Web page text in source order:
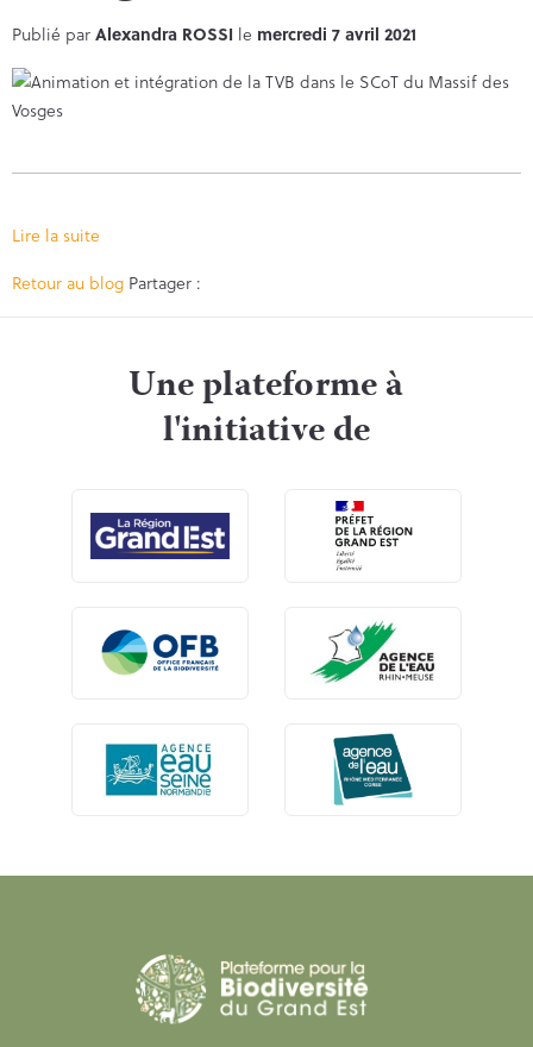
Publié parAlexandra ROSSI le mercredi 7 avril 2021
Lire la suite
Retour au blog Partager :
Une plateforme à
l'initiative de